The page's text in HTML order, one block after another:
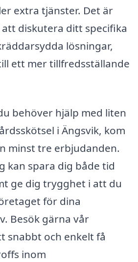
extra tjänster. Det är
att diskutera ditt specifika
lösningar,
ett mer tillfredsställande
behöver hjälp med liten
i Ängsvik, kom
minst tre erbjudanden.
kan spara dig både tid
ge dig trygghet i att du
för dina
Besök gärna vår
snabbt och enkelt få
inom